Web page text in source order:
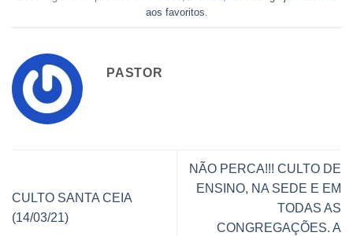
aos favoritos
PASTOR
CULTO SANTA CEIA
(14/03/21)
NÃO PERCA!!! CULTO DE
ENSINO, NA SEDE E EM
TODAS AS
CONGREGAÇÕES. A